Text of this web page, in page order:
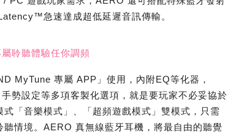
急速達成超低延遲音訊傳輸。
聆聽體驗任你調頻
MyTune 專屬 APP」使用，內附EQ等化器，
勢設定等多項客製化選項，就是要玩家不必妥協於
「音樂模式」、「超頻遊戲模式」雙模式，只需
情境。AERO 真無線藍牙耳機，將最自由的聽覺